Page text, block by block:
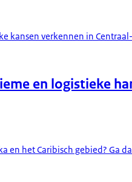
verkennen in
en logistieke
het Caribisch gebied? Ga